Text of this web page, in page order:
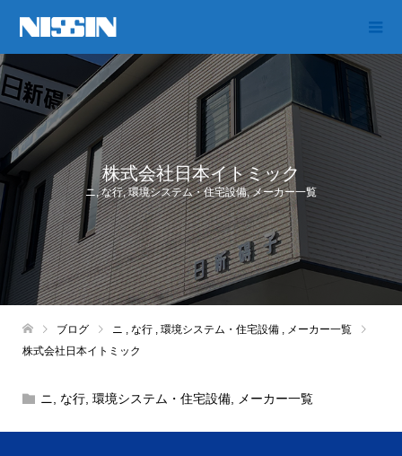
株式会社日本イトミック
ニ,な行,環境システム・住宅設備,メーカー一覧
ブログ ニ な行 環境システム・住宅設備
メーカー一覧
株式会社日本イトミック
ニ な行, 環境システム・住宅設備, メーカー一覧